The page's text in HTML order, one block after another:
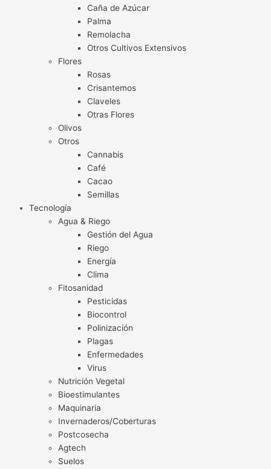
Caña de Azúcar
Palma
Remolacha
Otros Cultivos Extensivos
Flores
Rosas
Crisantemos
Claveles
Otras Flores
Olivos
Otros
Cannabis
Café
Cacao
Semillas
Tecnología
Agua & Riego
Gestión del Agua
Riego
Energía
Clima
Fitosanidad
Pesticidas
Biocontrol
Polinización
Plagas
Enfermedades
Virus
Nutrición Vegetal
Bioestimulantes
Maquinaria
Invernaderos/Coberturas
Postcosecha
Agtech
Suelos